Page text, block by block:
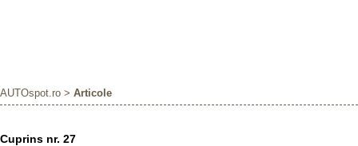
AUTOspot.ro > Articole
Cuprins nr. 27